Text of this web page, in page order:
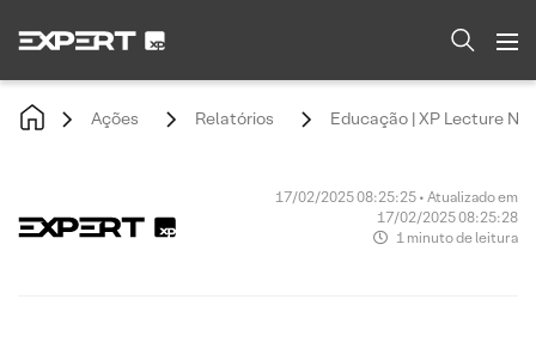
Ações Relatórios Educação | XP Lecture
17/02/2025 08:25:25 • Atualizado em
17/02/2025 08:25:28
1 minuto de leitura